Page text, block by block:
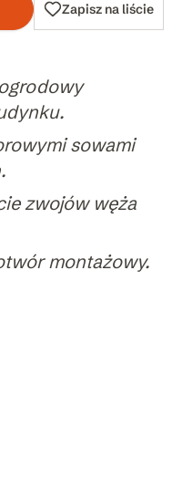
Zapisz na liście
sowami
zwojów węża
montażowy.